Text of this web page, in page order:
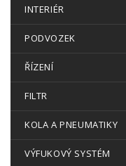
INTERIÉR
PODVOZEK
ŘÍZENÍ
FILTR
KOLA A PNEUMATIKY
VÝFUKOVÝ SYSTÉM